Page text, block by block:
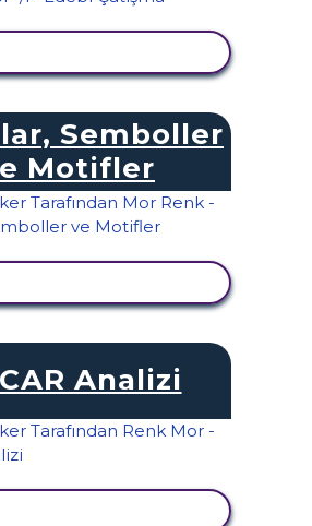
Semboller
Motifler
Analizi